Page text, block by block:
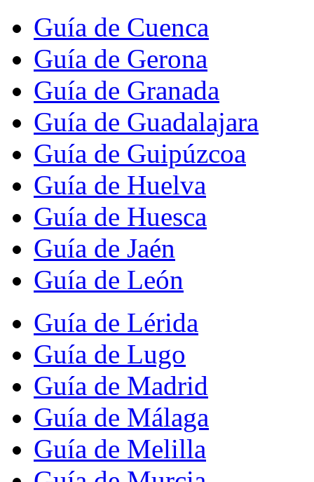
Guía de Cuenca
Guía de Gerona
Guía de Granada
Guía de Guadalajara
Guía de Guipúzcoa
Guía de Huelva
Guía de Huesca
Guía de Jaén
Guía de León
Guía de Lérida
Guía de Lugo
Guía de Madrid
Guía de Málaga
Guía de Melilla